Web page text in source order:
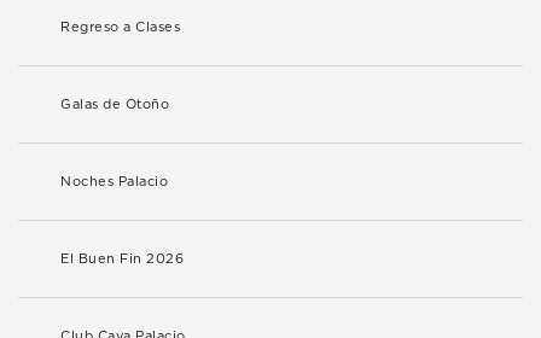
Regreso a Clases
Galas de Otoño
Noches Palacio
El Buen Fin 2026